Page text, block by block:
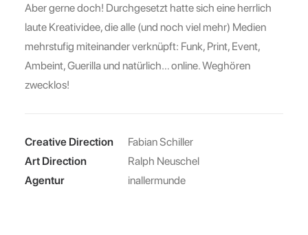
Aber gerne doch! Durchgesetzt hatte sich eine herrlich
laute Kreatividee, die alle (und noch viel mehr) Medien
mehrstufig miteinander verknüpft: Funk, Print, Event,
Ambeint, Guerilla und natürlich… online. Weghören
zwecklos!
Creative Direction
Fabian Schiller
Art Direction
Ralph Neuschel
Agentur
inallermunde